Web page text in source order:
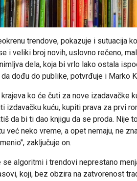
trendove, pokazuje i sutuacija
i veliki broj novih, uslovno rečeno,
dela, koja bi vrlo lako ostala
dođu do publike, potvrđuje i Marko
ko će čuti za nove izadavačke
izdavačku kuću, kupiti prava za prvi
da bi ti dao knjigu da se proda. Nije
već neko vreme, a opet nemaju, ne
zaključuje on.
se algoritmi i trendovi neprestano
koji, bez obzira na zatvorenost